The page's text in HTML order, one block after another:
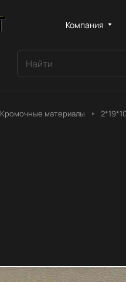
Компания
Кромочные материалы